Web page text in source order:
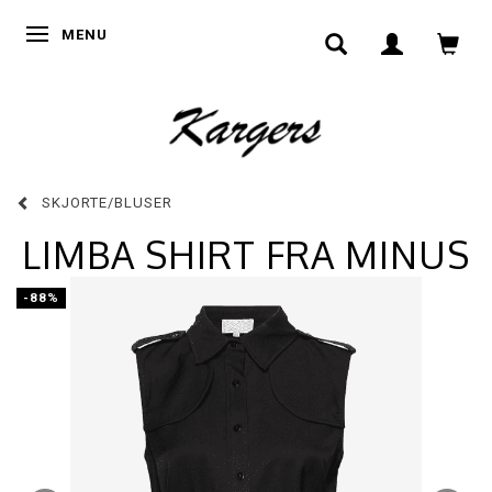
SKIFTE NAVIGATION
MENU
SKJORTE/BLUSER
LIMBA SHIRT FRA MINUS
-88%